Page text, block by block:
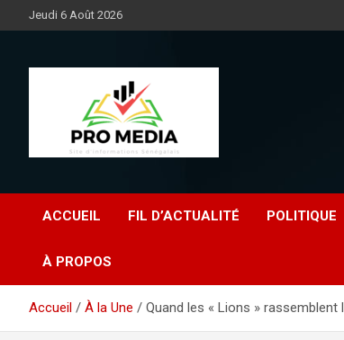
au
Jeudi 6 Août 2026
ACCUEIL FIL D’ACTUALITÉ POLITIQUE
À PROPOS
Accueil À la Une Quand les « Lions »